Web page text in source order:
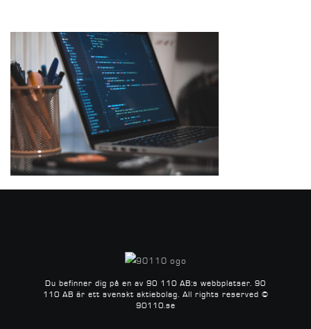
Du befinner dig på en av 90 110 AB:s webbplatser. 90
110 AB är ett svenskt aktiebolag. All rights reserved ©
90110.se